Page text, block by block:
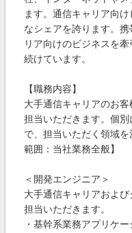
ます。通信キャリア向
なシェアを誇ります。
リア向けのビジネスを
続けています。
【職務内容】
大手通信キャリアのお
担当いただきます。個
で、担当いただく領域
範囲：当社業務全般】
＜開発エンジニア＞
大手通信キャリアおよ
担当いただきます。
・基幹系業務アプリケ